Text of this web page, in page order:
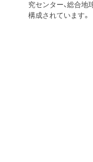
究センター、総合地
構成されています。